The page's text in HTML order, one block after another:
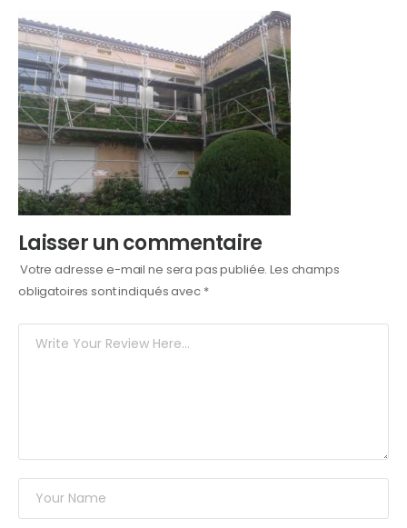
Laisser un commentaire
Votre adresse e-mail ne sera pas publiée. Les champs
obligatoires sont indiqués avec *